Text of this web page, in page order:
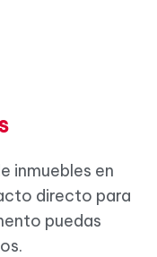
inmuebles en
directo para
puedas